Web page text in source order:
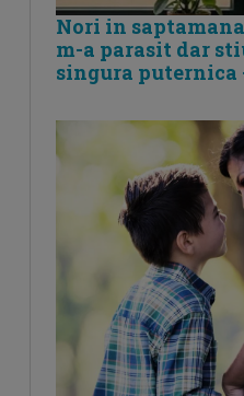
Nori in
m-a parasit dar
singura puternica